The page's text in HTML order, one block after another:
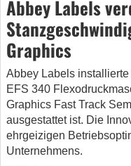
Abbey Labels
Graphics
Abbey Labels
EFS 340
Graphics Fast Track
ausgestattet ist. Die
ehrgeizigen
Unternehmens.